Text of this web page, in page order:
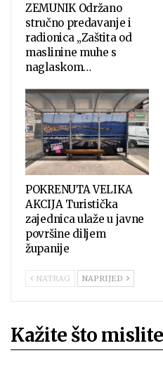
ZEMUNIK Održano
stručno predavanje i
radionica „Zaštita od
maslinine muhe s
naglaskom…
POKRENUTA VELIKA
AKCIJA Turistička
zajednica ulaže u javne
površine diljem
županije
NATRAG NAPRIJED
Kažite što